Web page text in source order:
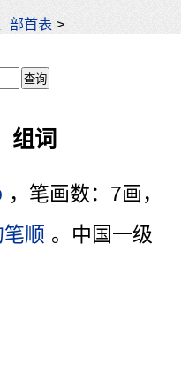
部首表 >
组词
，笔画数：7画，
顺 。中国一级